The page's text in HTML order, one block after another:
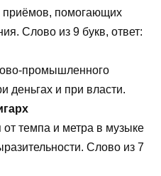
приёмов, помогающих
Слово из 9 букв, ответ:
промышленного
деньгах и при власти.
темпа и метра в музыке
Слово из 7